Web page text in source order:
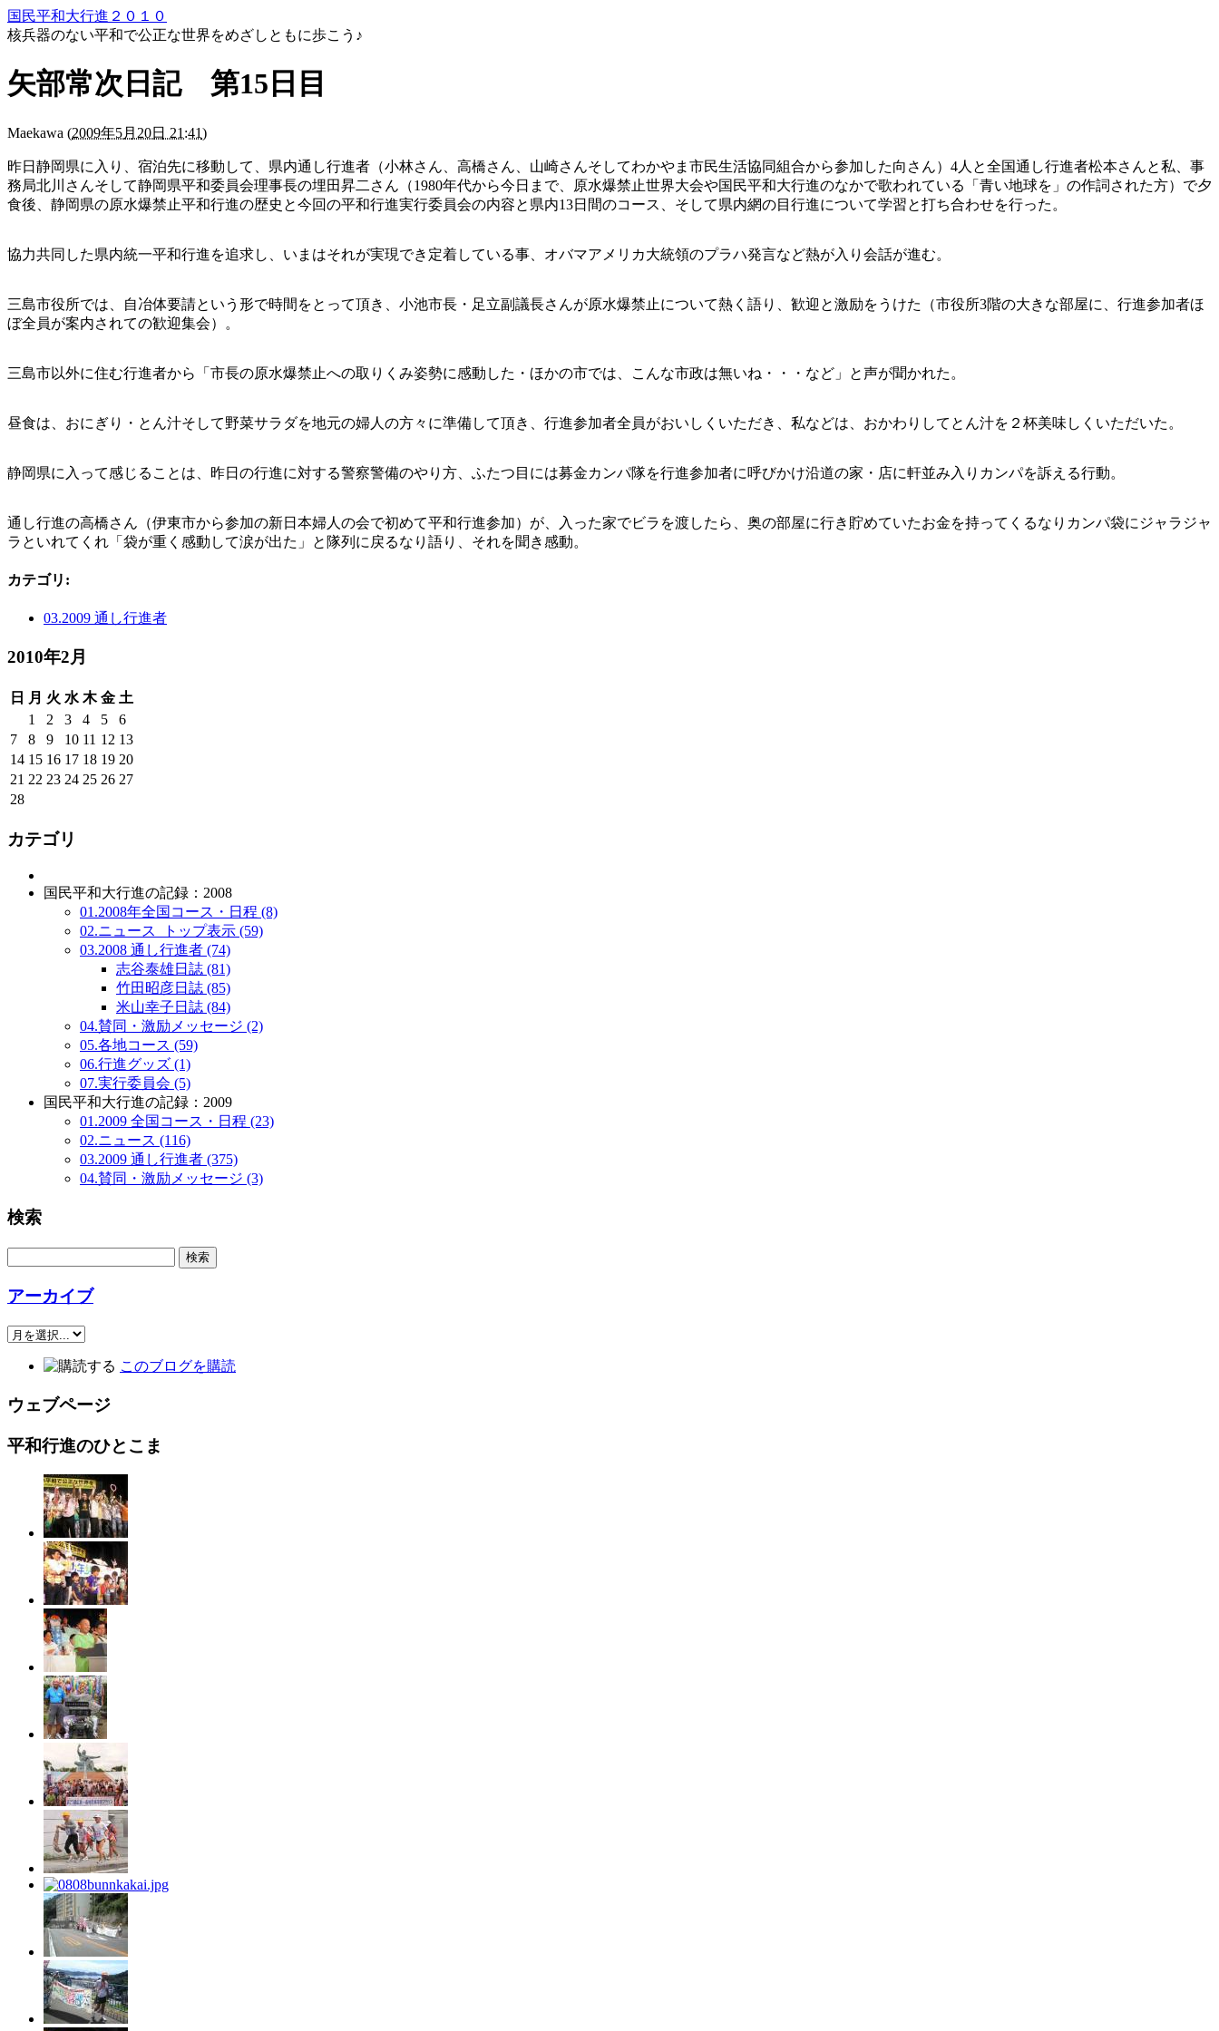
国民平和大行進２０１０
核兵器のない平和で公正な世界をめざしともに歩こう♪
矢部常次日記 第15日目
Maekawa (2009年5月20日 21:41)
昨日静岡県に入り、宿泊先に移動して、県内通し行進者（小林さん、高橋さん、山崎さんそしてわかやま市民生活協同組合から参加した向さん）4人と全国通し行進者松本さんと私、事
務局北川さんそして静岡県平和委員会理事長の埋田昇二さん（1980年代から今日まで、原水爆禁止世界大会や国民平和大行進のなかで歌われている「青い地球を」の作詞された方）で夕
食後、静岡県の原水爆禁止平和行進の歴史と今回の平和行進実行委員会の内容と県内13日間のコース、そして県内網の目行進について学習と打ち合わせを行った。
協力共同した県内統一平和行進を追求し、いまはそれが実現でき定着している事、オバマアメリカ大統領のプラハ発言など熱が入り会話が進む。
三島市役所では、自冶体要請という形で時間をとって頂き、小池市長・足立副議長さんが原水爆禁止について熱く語り、歓迎と激励をうけた（市役所3階の大きな部屋に、行進参加者ほ
ぼ全員が案内されての歓迎集会）。
三島市以外に住む行進者から「市長の原水爆禁止への取りくみ姿勢に感動した・ほかの市では、こんな市政は無いね・・・など」と声が聞かれた。
昼食は、おにぎり・とん汁そして野菜サラダを地元の婦人の方々に準備して頂き、行進参加者全員がおいしくいただき、私などは、おかわりしてとん汁を２杯美味しくいただいた。
静岡県に入って感じることは、昨日の行進に対する警察警備のやり方、ふたつ目には募金カンパ隊を行進参加者に呼びかけ沿道の家・店に軒並み入りカンパを訴える行動。
通し行進の高橋さん（伊東市から参加の新日本婦人の会で初めて平和行進参加）が、入った家でビラを渡したら、奥の部屋に行き貯めていたお金を持ってくるなりカンパ袋にジャラジャ
ラといれてくれ「袋が重く感動して涙が出た」と隊列に戻るなり語り、それを聞き感動。
カテゴリ :
03.2009 通し行進者
2010年2月
日 月 火 水 木 金 土
1
2 3 4 5
6
7
8 9 10 11 12 13
14 15 16 17 18 19 20
21 22 23 24 25 26 27
28
カテゴリ
国民平和大行進の記録：2008
01.2008年全国コース・日程 (8)
02.ニュース_トップ表示 (59)
03.2008 通し行進者 (74)
志谷泰雄日誌 (81)
竹田昭彦日誌 (85)
米山幸子日誌 (84)
04.賛同・激励メッセージ (2)
05.各地コース (59)
06.行進グッズ (1)
07.実行委員会 (5)
国民平和大行進の記録：2009
01.2009 全国コース・日程 (23)
02.ニュース (116)
03.2009 通し行進者 (375)
04.賛同・激励メッセージ (3)
検索
アーカイブ
このブログを購読
ウェブページ
平和行進のひとこま